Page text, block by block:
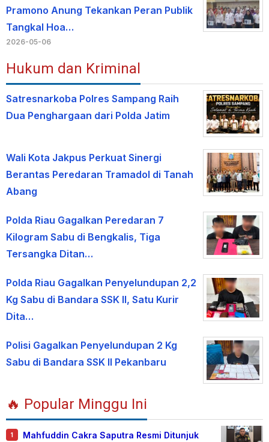
Pramono Anung Tekankan Peran Publik
Tangkal Hoa…
2026-05-06
Hukum dan Kriminal
Satresnarkoba Polres Sampang Raih
Dua Penghargaan dari Polda Jatim
Wali Kota Jakpus Perkuat Sinergi
Berantas Peredaran Tramadol di Tanah
Abang
Polda Riau Gagalkan Peredaran 7
Kilogram Sabu di Bengkalis, Tiga
Tersangka Ditan…
Polda Riau Gagalkan Penyelundupan 2,2
Kg Sabu di Bandara SSK II, Satu Kurir
Dita…
Polisi Gagalkan Penyelundupan 2 Kg
Sabu di Bandara SSK II Pekanbaru
🔥 Popular Minggu Ini
1
Mahfuddin Cakra Saputra Resmi Ditunjuk